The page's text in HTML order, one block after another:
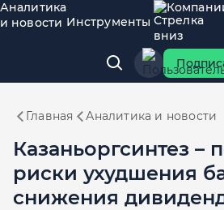
Аналитика
и новости Инструменты
Главная Аналитика и новости
Казаньоргсинтез –
риски ухудшения
снижения